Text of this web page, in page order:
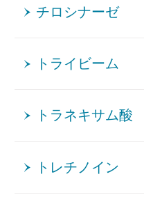
チロシナーゼ
トライビーム
トラネキサム酸
トレチノイン